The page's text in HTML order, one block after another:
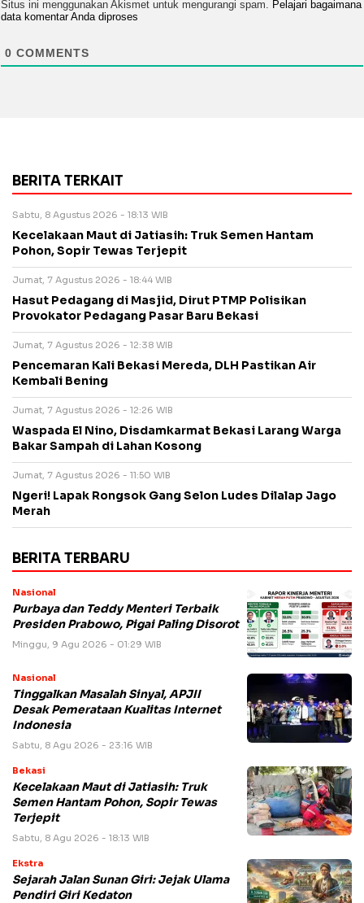
Situs ini menggunakan Akismet untuk mengurangi spam.
Pelajari bagaimana
data komentar Anda diproses
0 COMMENTS
BERITA TERKAIT
Sabtu, 8 Agustus 2026 - 18:13 WIB
Kecelakaan Maut di Jatiasih: Truk Semen Hantam
Pohon, Sopir Tewas Terjepit
Jumat, 7 Agustus 2026 - 18:44 WIB
Hasut Pedagang di Masjid, Dirut PTMP Polisikan
Provokator Pedagang Pasar Baru Bekasi
Jumat, 7 Agustus 2026 - 12:38 WIB
Pencemaran Kali Bekasi Mereda, DLH Pastikan Air
Kembali Bening
Jumat, 7 Agustus 2026 - 12:26 WIB
Waspada El Nino, Disdamkarmat Bekasi Larang Warga
Bakar Sampah di Lahan Kosong
Jumat, 7 Agustus 2026 - 11:50 WIB
Ngeri! Lapak Rongsok Gang Selon Ludes Dilalap Jago
Merah
BERITA TERBARU
Nasional
Purbaya dan Teddy Menteri Terbaik
Presiden Prabowo, Pigai Paling Disorot
Minggu, 9 Agu 2026 - 01:29 WIB
Nasional
Tinggalkan Masalah Sinyal, APJII
Desak Pemerataan Kualitas Internet
Indonesia
Sabtu, 8 Agu 2026 - 23:16 WIB
Bekasi
Kecelakaan Maut di Jatiasih: Truk
Semen Hantam Pohon, Sopir Tewas
Terjepit
Sabtu, 8 Agu 2026 - 18:13 WIB
Ekstra
Sejarah Jalan Sunan Giri: Jejak Ulama
Pendiri Giri Kedaton